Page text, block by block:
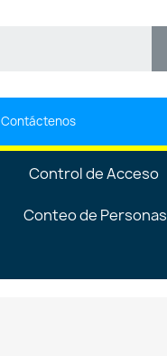
Contáctenos
Control de Acceso
Conteo de Personas